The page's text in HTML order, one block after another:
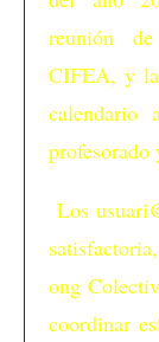
reunión
CIFEA, y
calendario
Los
ong
coordinar